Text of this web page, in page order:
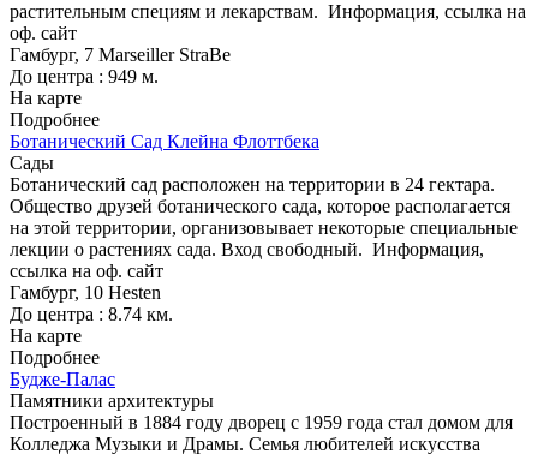
растительным специям и лекарствам. Информация, ссылка на
оф. сайт
Гамбург, 7 Marseiller StraBe
До центра : 949 м.
На карте
Подробнее
Ботанический Сад Клейна Флоттбека
Сады
Ботанический сад расположен на территории в 24 гектара.
Общество друзей ботанического сада, которое располагается
на этой территории, организовывает некоторые специальные
лекции о растениях сада. Вход свободный. Информация,
ссылка на оф. сайт
Гамбург, 10 Hesten
До центра : 8.74 км.
На карте
Подробнее
Будже-Палас
Памятники архитектуры
Построенный в 1884 году дворец с 1959 года стал домом для
Колледжа Музыки и Драмы. Семья любителей искусства